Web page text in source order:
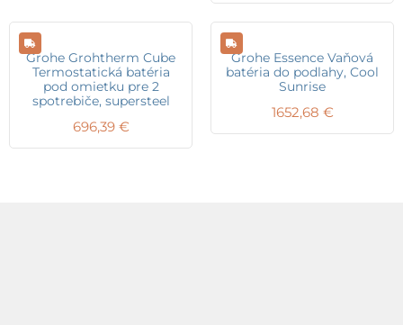
Grohe Grohtherm Cube
Termostatická batéria
pod omietku pre 2
spotrebiče, supersteel
696,39 €
Grohe Essence Vaňová
batéria do podlahy, Cool
Sunrise
1652,68 €